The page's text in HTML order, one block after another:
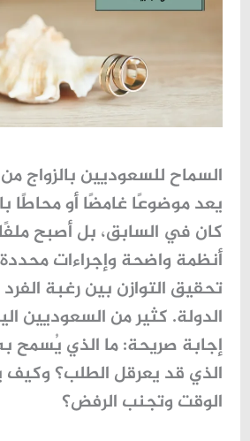
السماح للسعوديين بالزواج
يعد موضوعًا غامضًا أو محاطًا
كان في السابق، بل أصبح
أنظمة واضحة وإجراءات
تحقيق التوازن بين رغبة
الدولة. كثير من السعوديين
إجابة صريحة: ما الذي يُسمح
الذي قد يعرقل الطلب؟ وكيف
الوقت وتجنب الرفض؟